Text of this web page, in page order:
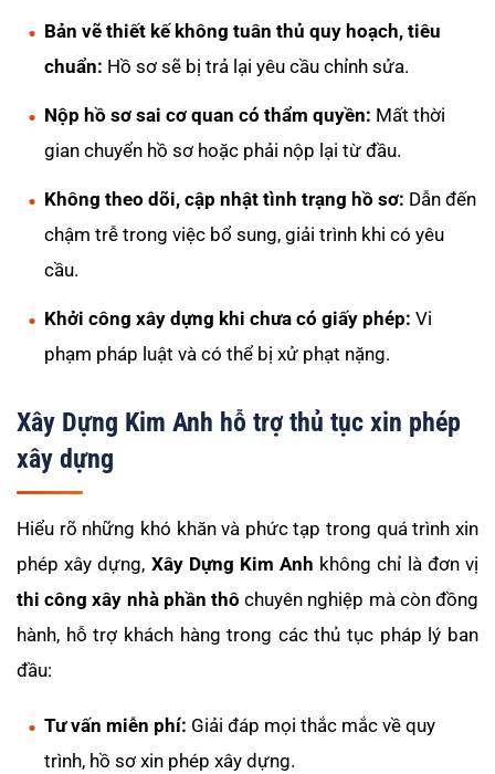
Bản vẽ thiết kế không tuân thủ quy hoạch, tiêu
chuẩn: Hồ sơ sẽ bị trả lại yêu cầu chỉnh sửa.
Nộp hồ sơ sai cơ quan có thẩm quyền: Mất thời
gian chuyển hồ sơ hoặc phải nộp lại từ đầu.
Không theo dõi, cập nhật tình trạng hồ sơ: Dẫn đến
chậm trễ trong việc bổ sung, giải trình khi có yêu
cầu.
Khởi công xây dựng khi chưa có giấy phép: Vi
phạm pháp luật và có thể bị xử phạt nặng.
Xây Dựng Kim Anh hỗ trợ thủ tục xin phép
xây dựng
Hiểu rõ những khó khăn và phức tạp trong quá trình xin
phép xây dựng, Xây Dựng Kim Anh không chỉ là đơn vị
thi công xây nhà phần thô chuyên nghiệp mà còn đồng
hành, hỗ trợ khách hàng trong các thủ tục pháp lý ban
đầu:
Tư vấn miễn phí: Giải đáp mọi thắc mắc về quy
trình, hồ sơ xin phép xây dựng.